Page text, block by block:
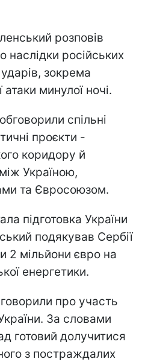
розповів
наслідки російських
зокрема
минулої ночі.
спільні
проєкти -
коридору й
Україною,
та Євросоюзом.
підготовка України
подякував Сербії
2 мільйони євро на
енергетики.
про участь
За словами
готовий долучитися
з постраждалих